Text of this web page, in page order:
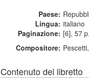
Paese:
Lingua: italiano
Paginazione: [6], 57 p.
Compositore:
Contenuto del libretto